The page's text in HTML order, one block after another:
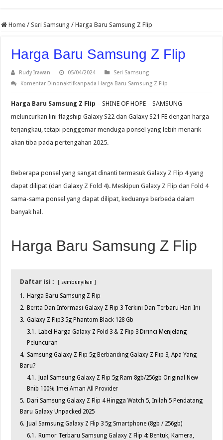
Home / Seri Samsung / Harga Baru Samsung Z Flip
Harga Baru Samsung Z Flip
Rudy Irawan 05/04/2024
Seri Samsung
Komentar Dinonaktifkanpada Harga Baru Samsung Z Flip
Harga Baru Samsung Z Flip – SHINE OF HOPE – SAMSUNG
meluncurkan lini flagship Galaxy S22 dan Galaxy S21 FE dengan harga
terjangkau, tetapi penggemar menduga ponsel yang lebih menarik
akan tiba pada pertengahan 2025.
Beberapa ponsel yang sangat dinanti termasuk Galaxy Z Flip 4 yang
dapat dilipat (dan Galaxy Z Fold 4). Meskipun Galaxy Z Flip dan Fold 4
sama-sama ponsel yang dapat dilipat, keduanya berbeda dalam
banyak hal.
Harga Baru Samsung Z Flip
Daftar isi : sembunyikan
1. Harga Baru Samsung Z Flip
2. Berita Dan Informasi Galaxy Z Flip 3 Terkini Dan Terbaru Hari Ini
3. Galaxy Z Flip3 5g Phantom Black 128 Gb
3.1. Label Harga Galaxy Z Fold 3 & Z Flip 3 Dirinci Menjelang
Peluncuran
4. Samsung Galaxy Z Flip 5g Berbanding Galaxy Z Flip 3, Apa Yang
Baru?
4.1. Jual Samsung Galaxy Z Flip 5g Ram 8gb/256gb Original New
Bnib 100% Imei Aman All Provider
5. Dari Samsung Galaxy Z Flip 4 Hingga Watch 5, Inilah 5 Pendatang
Baru Galaxy Unpacked 2025
6. Jual Samsung Galaxy Z Flip 3 5g Smartphone (8gb / 256gb)
6.1. Rumor Terbaru Samsung Galaxy Z Flip 4: Bentuk, Kamera,